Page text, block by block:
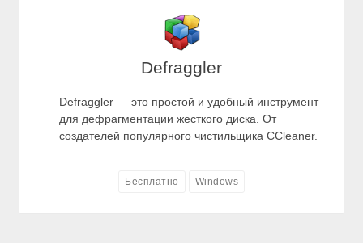
Defraggler
Defraggler — это простой и удобный инструмент
для дефрагментации жесткого диска. От
создателей популярного чистильщика CCleaner.
Бесплатно Windows